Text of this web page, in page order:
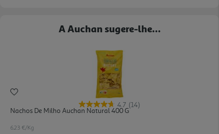
A Auchan sugere-lhe...
4.7 (14)
Nachos De Milho Auchan Natural 400 G
6.23 €/Kg